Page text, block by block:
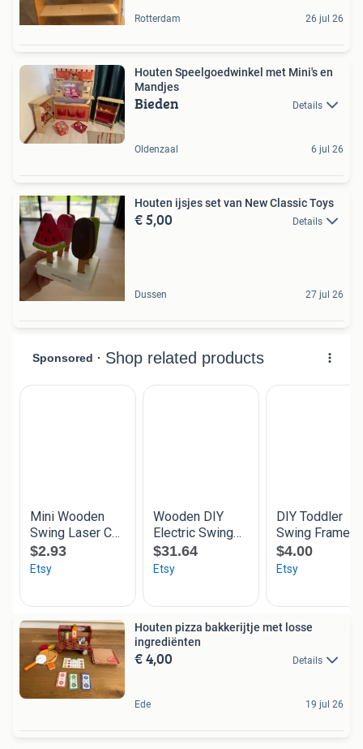
Rotterdam 26 jul 26
Houten Speelgoedwinkel met Mini's en
Mandjes
Bieden Details
Oldenzaal 6 jul 26
Houten ijsjes set van New Classic Toys
€ 5,00 Details
Dussen 27 jul 26
Houten pizza bakkerijtje met losse
ingrediënten
€ 4,00 Details
Ede 19 jul 26